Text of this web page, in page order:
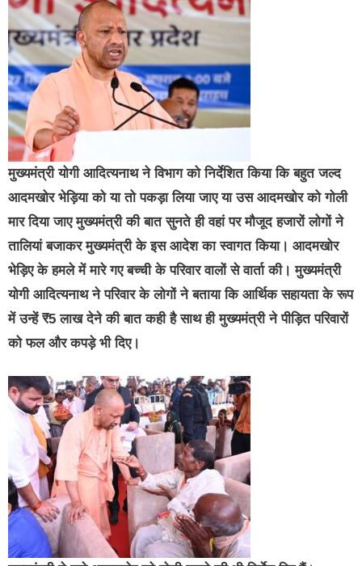
मुख्यमंत्री योगी आदित्यनाथ ने विभाग को निर्देशित किया कि बहुत जल्द
आदमखोर भेड़िया को या तो पकड़ा लिया जाए या उस आदमखोर को गोली
मार दिया जाए मुख्यमंत्री की बात सुनते ही वहां पर मौजूद हजारों लोगों ने
तालियां बजाकर मुख्यमंत्री के इस आदेश का स्वागत किया। आदमखोर
भेड़िए के हमले में मारे गए बच्ची के परिवार वालों से वार्ता की। मुख्यमंत्री
योगी आदित्यनाथ ने परिवार के लोगों ने बताया कि आर्थिक सहायता के रूप
में उन्हें ₹5 लाख देने की बात कही है साथ ही मुख्यमंत्री ने पीड़ित परिवारों
को फल और कपड़े भी दिए।